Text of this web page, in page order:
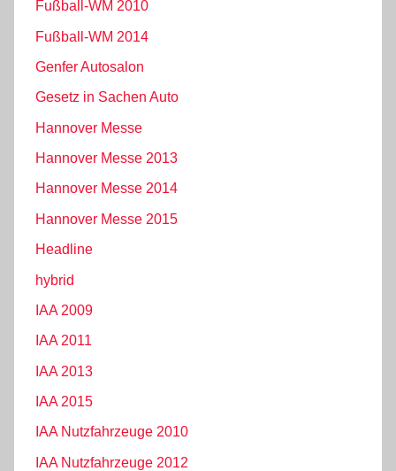
Fußball-WM 2010
Fußball-WM 2014
Genfer Autosalon
Gesetz in Sachen Auto
Hannover Messe
Hannover Messe 2013
Hannover Messe 2014
Hannover Messe 2015
Headline
hybrid
IAA 2009
IAA 2011
IAA 2013
IAA 2015
IAA Nutzfahrzeuge 2010
IAA Nutzfahrzeuge 2012